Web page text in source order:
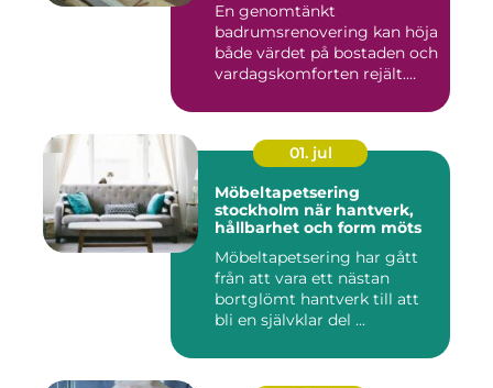
En genomtänkt
badrumsrenovering kan höja
både värdet på bostaden och
vardagskomforten rejält.
01. jul
Möbeltapetsering
stockholm när hantverk,
hållbarhet och form möts
Möbeltapetsering har gått
från att vara ett nästan
bortglömt hantverk till att
bli en självklar del ...